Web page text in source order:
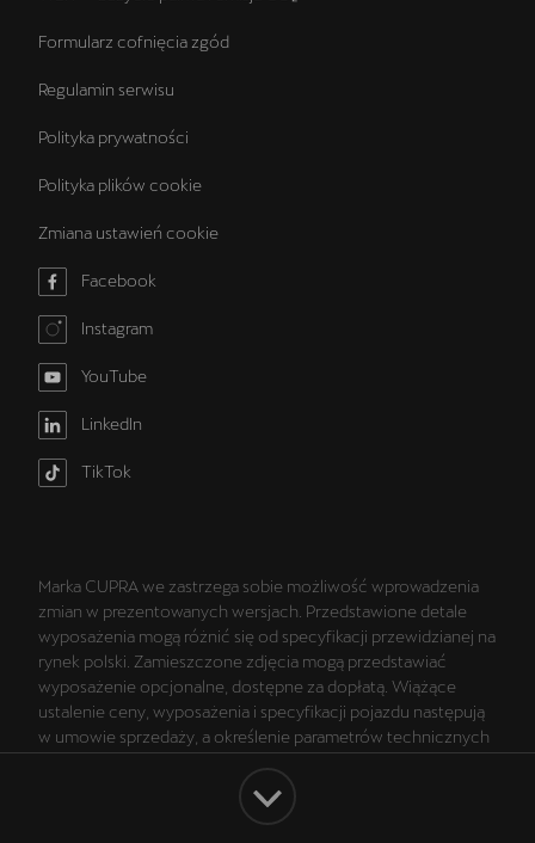
Formularz cofnięcia zgód
Regulamin serwisu
Polityka prywatności
Polityka plików cookie
Zmiana ustawień cookie
Facebook
Instagram
YouTube
LinkedIn
TikTok
Marka CUPRA we zastrzega sobie możliwość wprowadzenia
zmian w prezentowanych wersjach. Przedstawione detale
wyposażenia mogą różnić się od specyfikacji przewidzianej na
rynek polski. Zamieszczone zdjęcia mogą przedstawiać
wyposażenie opcjonalne, dostępne za dopłatą. Wiążące
ustalenie ceny, wyposażenia i specyfikacji pojazdu następują
w umowie sprzedaży, a określenie parametrów technicznych
sobie prawo do zmian i pomyłek. Wszelkie informacje
prezentowane na stronie są aktualne na dzień ich